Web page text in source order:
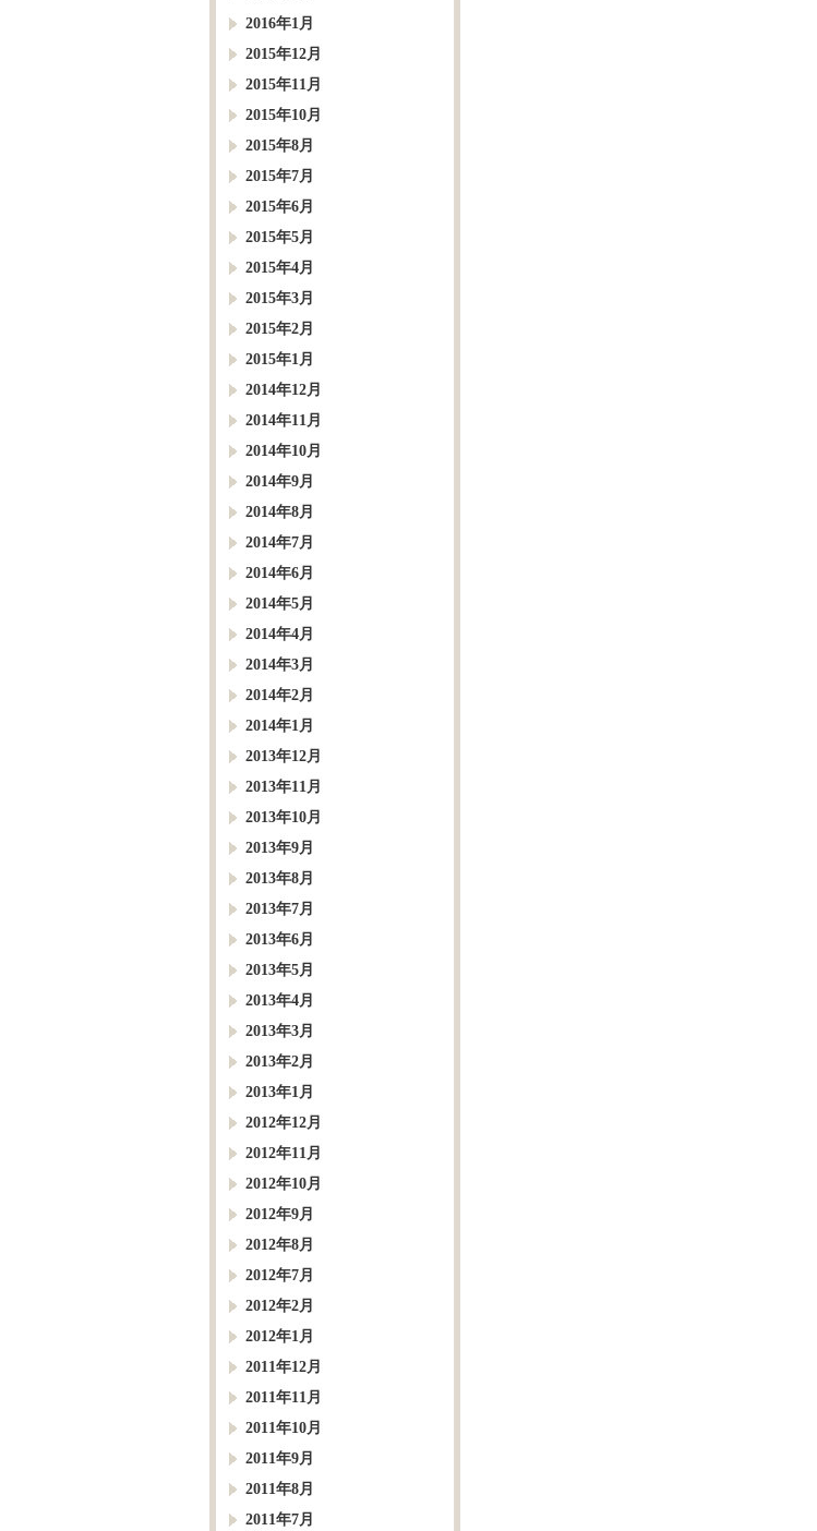
2016年1月
2015年12月
2015年11月
2015年10月
2015年8月
2015年7月
2015年6月
2015年5月
2015年4月
2015年3月
2015年2月
2015年1月
2014年12月
2014年11月
2014年10月
2014年9月
2014年8月
2014年7月
2014年6月
2014年5月
2014年4月
2014年3月
2014年2月
2014年1月
2013年12月
2013年11月
2013年10月
2013年9月
2013年8月
2013年7月
2013年6月
2013年5月
2013年4月
2013年3月
2013年2月
2013年1月
2012年12月
2012年11月
2012年10月
2012年9月
2012年8月
2012年7月
2012年2月
2012年1月
2011年12月
2011年11月
2011年10月
2011年9月
2011年8月
2011年7月